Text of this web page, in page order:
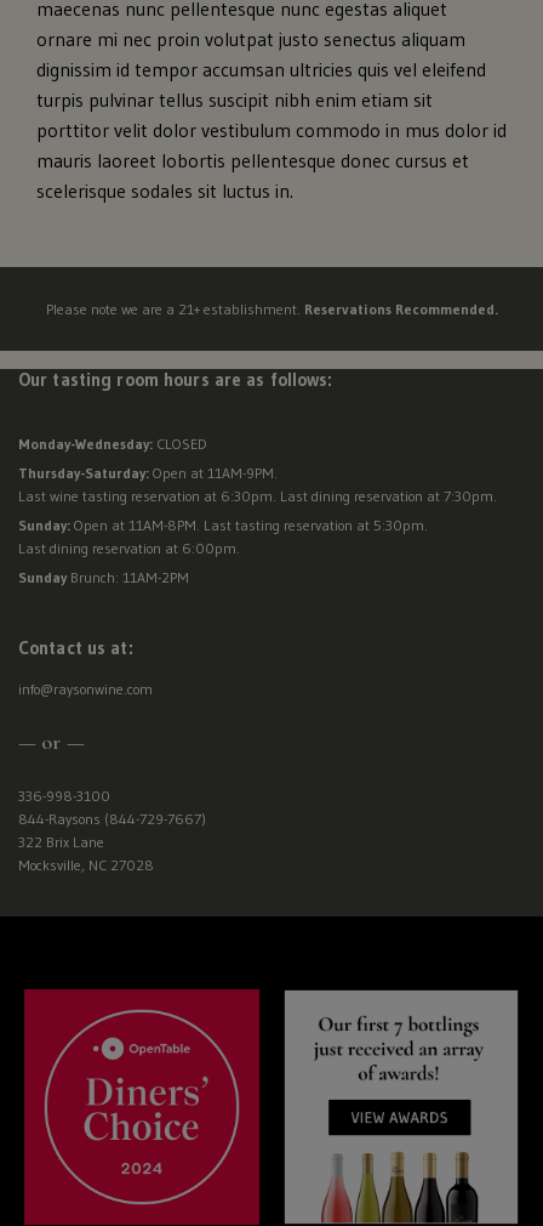
maecenas nunc pellentesque nunc egestas aliquet
ornare mi nec proin volutpat justo senectus aliquam
dignissim id tempor accumsan ultricies quis vel eleifend
turpis pulvinar tellus suscipit nibh enim etiam sit
porttitor velit dolor vestibulum commodo in mus dolor id
mauris laoreet lobortis pellentesque donec cursus et
scelerisque sodales sit luctus in.
Please note we are a 21+ establishment. Reservations Recommended.
Our tasting room hours are as follows:
Monday-Wednesday: CLOSED
Thursday-Saturday: Open at 11AM-9PM.
Last wine tasting reservation at 6:30pm. Last dining reservation at 7:30pm.
Sunday: Open at 11AM-8PM. Last tasting reservation at 5:30pm.
Last dining reservation at 6:00pm.
SundayBrunch: 11AM-2PM
Contact us at:
info@raysonwine.com
— or —
336-998-3100
844-Raysons (844-729-7667)
322 Brix Lane
Mocksville, NC 27028